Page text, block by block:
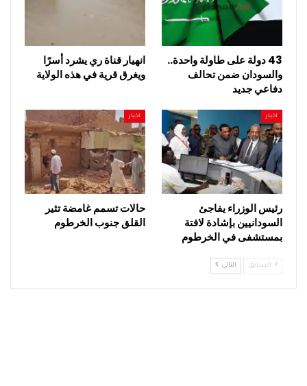
43 دولة على طاولة واحدة..
والسودان ضمن تحالف
دفاعي جديد
انهيار قناة ري يشرد أسرًا
ويغرق قرية في هذه الولاية
اخبار
رئيس الوزراء يفاجئ
السودانيين بإشادة لافتة
بمستشفى في الخرطوم
اخبار
حالات تسمم غامضة تثير
القلق جنوب الخرطوم
السابق التالي